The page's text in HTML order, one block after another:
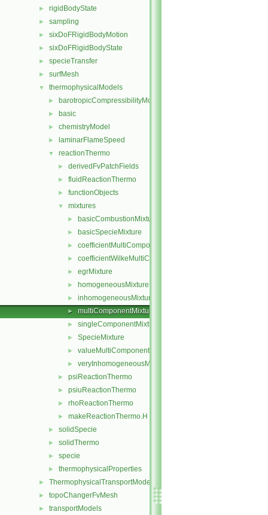
► rigidBodyState
► sampling
► sixDoFRigidBodyMotion
► sixDoFRigidBodyState
► specieTransfer
► surfMesh
▼ thermophysicalModels
► barotropicCompressibilityModel
► basic
► chemistryModel
► laminarFlameSpeed
▼ reactionThermo
► derivedFvPatchFields
► fluidReactionThermo
► functionObjects
▼ mixtures
► basicCombustionMixture
► basicSpecieMixture
► coefficientMultiComponentMixture
► coefficientWilkeMultiComponentMixture
► egrMixture
► homogeneousMixture
► inhomogeneousMixture
► multiComponentMixture
► singleComponentMixture
► SpecieMixture
► valueMultiComponentMixture
► veryInhomogeneousMixture
► psiReactionThermo
► psiuReactionThermo
► rhoReactionThermo
► makeReactionThermo.H
► solidSpecie
► solidThermo
► specie
► thermophysicalProperties
► ThermophysicalTransportModels
► topoChangerFvMesh
► transportModels